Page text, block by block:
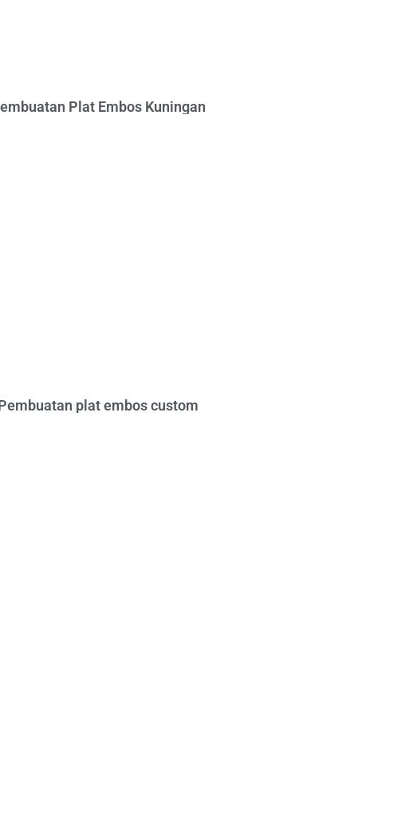
Plat Embos Kuningan
plat embos custom